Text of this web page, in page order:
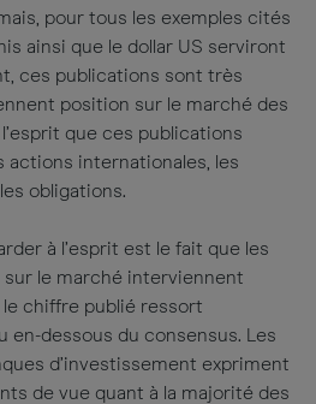
pour tous les exemples cités
ainsi que le dollar US serviront
ces publications sont très
position sur le marché des
que ces publications
actions internationales, les
obligations.
à l’esprit est le fait que les
le marché interviennent
chiffre publié ressort
en-dessous du consensus. Les
d’investissement expriment
de vue quant à la majorité des